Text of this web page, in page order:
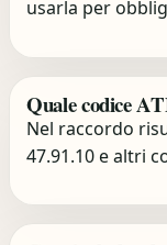
usarla per
Quale codice
Nel raccordo
47.91.10 e altri